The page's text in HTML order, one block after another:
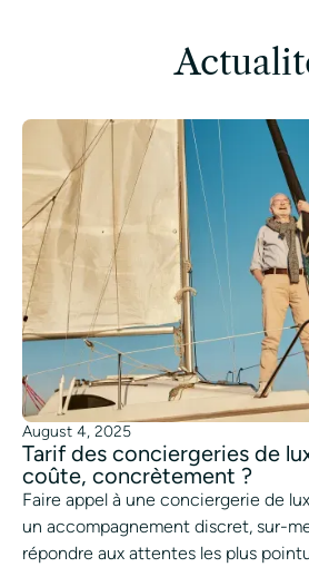
August 4, 2025
Tarif des conciergeries de
coûte, concrètement ?
Faire appel à une conciergerie de
un accompagnement discret, sur-
répondre aux attentes les plus